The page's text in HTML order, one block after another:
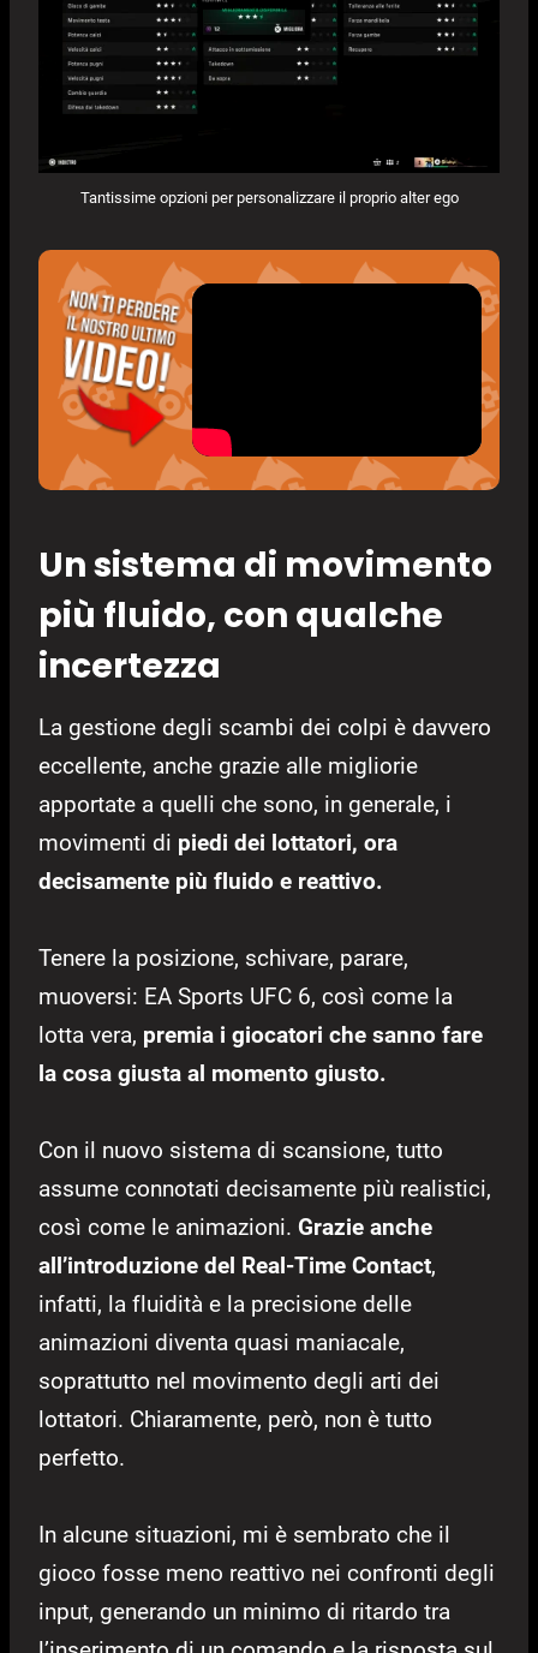
Tantissime opzioni per personalizzare il proprio alter ego
Un sistema di movimento
più fluido, con qualche
incertezza
La gestione degli scambi dei colpi è davvero
eccellente, anche grazie alle migliorie
apportate a quelli che sono, in generale, i
movimenti di piedi dei lottatori, ora
decisamente più fluido e reattivo.
Tenere la posizione, schivare, parare,
muoversi: EA Sports UFC 6, così come la
lotta vera, premia i giocatori che sanno fare
la cosa giusta al momento giusto.
Con il nuovo sistema di scansione, tutto
assume connotati decisamente più realistici,
così come le animazioni. Grazie anche
all’introduzione del Real-Time Contact,
infatti, la fluidità e la precisione delle
animazioni diventa quasi maniacale,
soprattutto nel movimento degli arti dei
lottatori. Chiaramente, però, non è tutto
perfetto.
In alcune situazioni, mi è sembrato che il
gioco fosse meno reattivo nei confronti degli
input, generando un minimo di ritardo tra